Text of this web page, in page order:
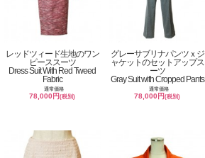
レッドツィード生地のワン
ピーススーツ
Dress Suit With Red Tweed
Fabric
通常価格
78,000円(税別)
グレーサブリナパンツｘジ
ャケットのセットアップス
ーツ
Gray Suit with Cropped Pants
通常価格
78,000円(税別)